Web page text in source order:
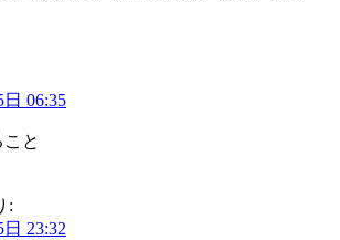
日 06:35
と
:
日 23:32